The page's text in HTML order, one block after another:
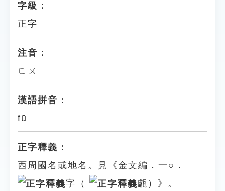
字級：
正字
注音：
ㄈㄨ
漢語拼音：
fū
正字釋義：
西周國名或地名。見《金文編．一○．
字（
甗）》。